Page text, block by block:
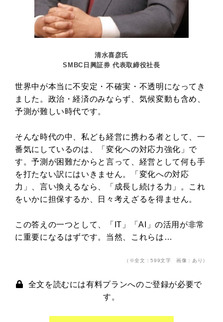
清水喜彦氏
SMBC日興証券 代表取締役社長
世界中が本当に不安定・不確実・不透明になってき
ました。政治・経済のみならず、気候変動も含め、
予測が難しい時代です。
そんな時代の中、私ども経営に携わる者として、一
番気にしているのは、「変化への対応力強化」で
す。予測が困難だからと言って、経営として何も手
を打たない訳にはいきません。「変化への対応
力」、言い換えるなら、「成長し続ける力」。これ
をいかに担保するか、日々考えざるを得ません。
この答えの一つとして、「IT」「AI」の活用が非常
に重要になるはずです。当然、これらは…
（※全文：599文字 画像：あり）
全文を読むには有料プランへのご登録が必要で
す。